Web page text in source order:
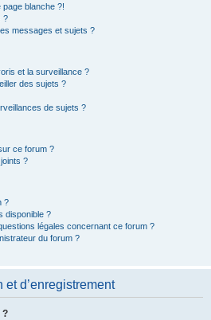
blanche ?!
?
messages et sujets ?
et la surveillance ?
des sujets ?
de sujets ?
ce forum ?
?
?
disponible ?
légales concernant ce forum ?
du forum ?
d’enregistrement
?